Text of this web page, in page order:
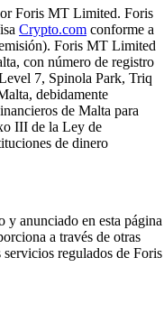
Foris MT Limited. Foris
Crypto.com conforme a
Foris MT Limited
con número de registro
7, Spinola Park, Triq
debidamente
de Malta para
III de la Ley de
de dinero
anunciado en esta página
a través de otras
regulados de Foris